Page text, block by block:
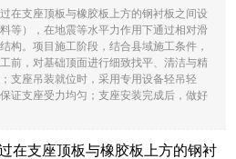
在支座顶板与橡胶板上方的钢衬板之间设
等），在地震等水平力作用下通过相对滑
构。项目施工阶段，结合县域施工条件，
前，对基础顶面进行细致找平、清洁与精
支座吊装就位时，采用专用设备轻吊轻
证支座受力均匀；支座安装完成后，做好
在支座顶板与橡胶板上方的钢衬